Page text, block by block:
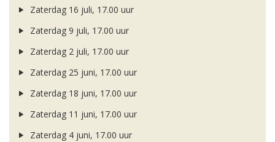
Zaterdag 16 juli, 17.00 uur
Zaterdag 9 juli, 17.00 uur
Zaterdag 2 juli, 17.00 uur
Zaterdag 25 juni, 17.00 uur
Zaterdag 18 juni, 17.00 uur
Zaterdag 11 juni, 17.00 uur
Zaterdag 4 juni, 17.00 uur